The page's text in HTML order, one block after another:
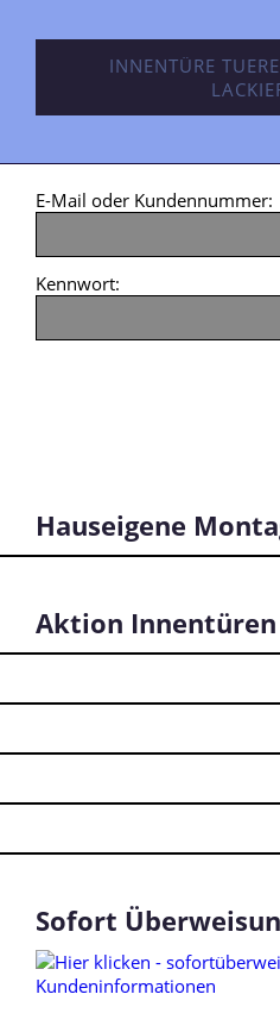
INNENTÜRE
E-Mail oder Kundennummer:
Kennwort:
Hauseigene
Aktion Innentüren
Sofort